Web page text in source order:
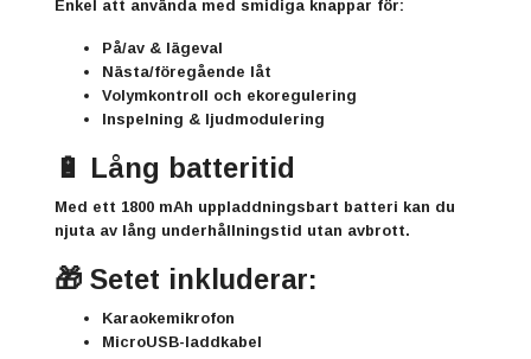
Enkel att använda med smidiga knappar för:
På/av & lägeval
Nästa/föregående låt
Volymkontroll och ekoregulering
Inspelning & ljudmodulering
🔋 Lång batteritid
Med ett 1800 mAh uppladdningsbart batteri kan du
njuta av lång underhållningstid utan avbrott.
🎁 Setet inkluderar:
Karaokemikrofon
MicroUSB-laddkabel